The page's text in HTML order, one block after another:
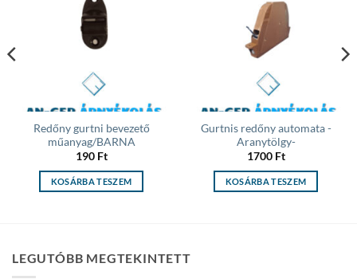
Redőny gurtni bevezető
műanyag/BARNA
190 Ft
KOSÁRBA TESZEM
Gurtnis redőny automata -
Aranytölgy-
1700 Ft
KOSÁRBA TESZEM
LEGUTÓBB MEGTEKINTETT